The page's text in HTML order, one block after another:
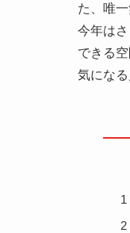
た、唯
今年は
できる
気にな